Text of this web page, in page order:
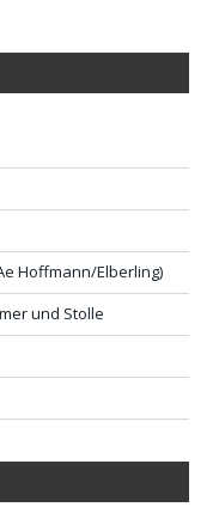
Hoffmann/Elberling)
und Stolle